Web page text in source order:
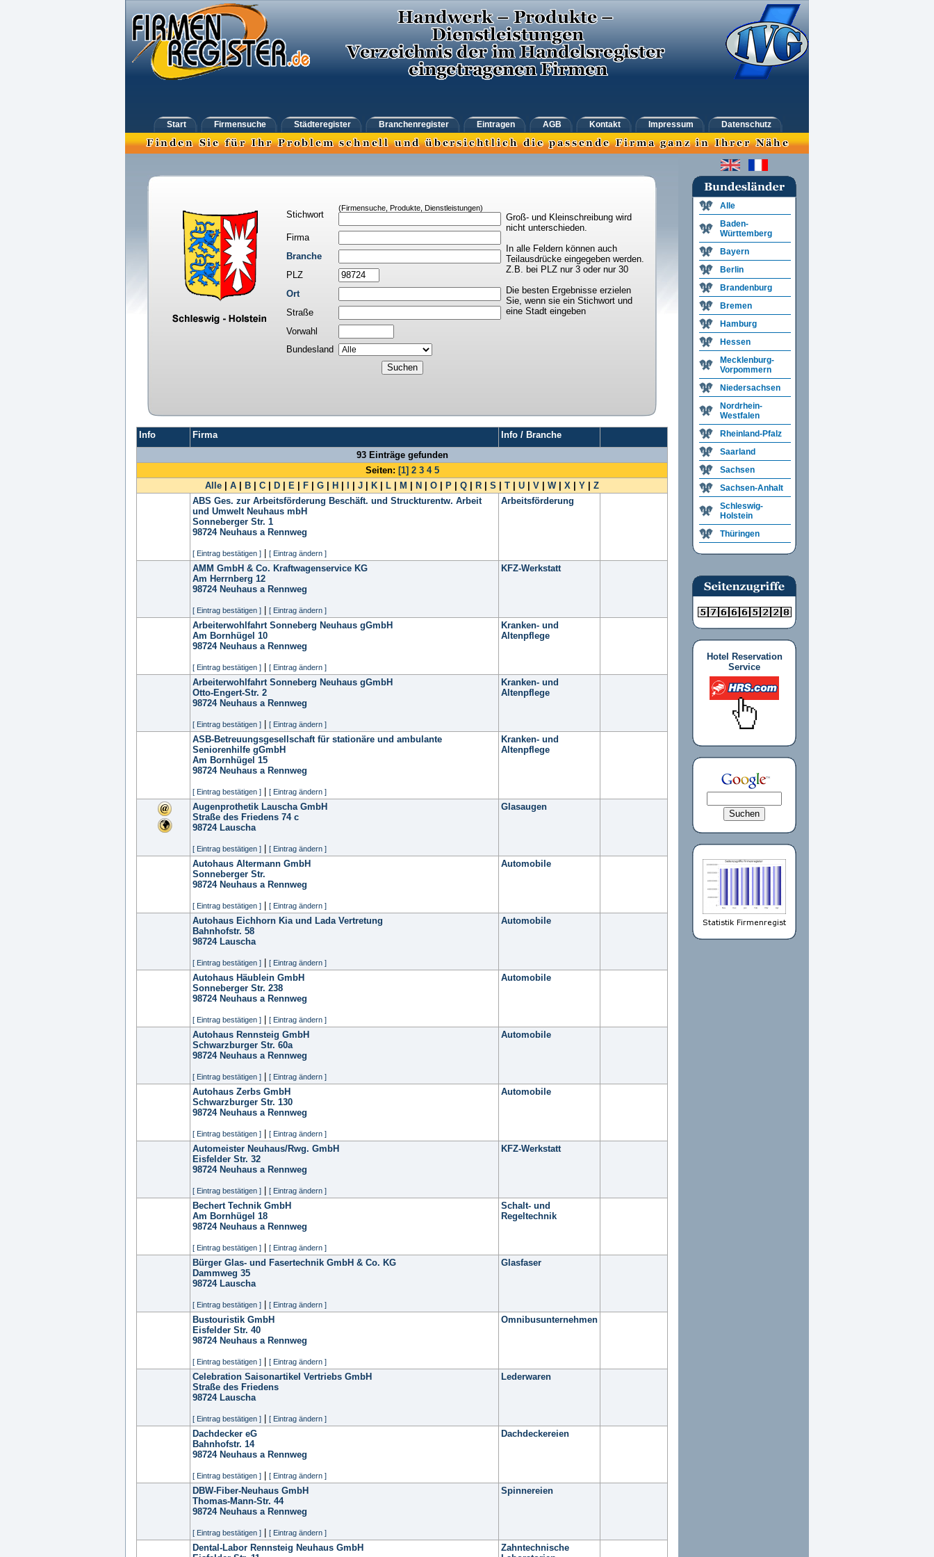
Start Firmensuche Städteregister Branchenregister Eintragen AGB Kontakt Impressum Datenschutz
Stichwort
(Firmensuche, Produkte, Dienstleistungen)
Groß- und Kleinschreibung wird
nicht unterschieden.
In alle Feldern können auch
Teilausdrücke eingegeben werden.
Z.B. bei PLZ nur 3 oder nur 30
Die besten Ergebnisse erzielen
Sie, wenn sie ein Stichwort und
eine Stadt eingeben
Firma
Branche
PLZ
Ort
Straße
Vorwahl
Bundesland
Info Firma
Info / Branche
93 Einträge gefunden
Seiten: [1] 2 3 4 5
Alle
A B C D E F G H J K L M N O P Q R S T U V W| X Y
Z
ABS Ges. zur Arbeitsförderung Beschäft. und Struckturentw. Arbeit
und Umwelt Neuhaus mbH
Sonneberger Str. 1
98724 Neuhaus a Rennweg
[ Eintrag bestätigen ] [ Eintrag ändern ]
Arbeitsförderung
AMM GmbH & Co. Kraftwagenservice KG
Am Herrnberg 12
98724 Neuhaus a Rennweg
[ Eintrag bestätigen ] [ Eintrag ändern ]
KFZ-Werkstatt
Arbeiterwohlfahrt Sonneberg Neuhaus gGmbH
Am Bornhügel 10
98724 Neuhaus a Rennweg
[ Eintrag bestätigen ] [ Eintrag ändern ]
Kranken- und
Altenpflege
Arbeiterwohlfahrt Sonneberg Neuhaus gGmbH
Otto-Engert-Str. 2
98724 Neuhaus a Rennweg
[ Eintrag bestätigen ] [ Eintrag ändern ]
Kranken- und
Altenpflege
ASB-Betreuungsgesellschaft für stationäre und ambulante
Seniorenhilfe gGmbH
Am Bornhügel 15
98724 Neuhaus a Rennweg
[ Eintrag bestätigen ] [ Eintrag ändern ]
Kranken- und
Altenpflege
Augenprothetik Lauscha GmbH
Straße des Friedens 74 c
98724 Lauscha
[ Eintrag bestätigen ] [ Eintrag ändern ]
Glasaugen
Autohaus Altermann GmbH
Sonneberger Str.
98724 Neuhaus a Rennweg
[ Eintrag bestätigen ] [ Eintrag ändern ]
Automobile
Autohaus Eichhorn Kia und Lada Vertretung
Bahnhofstr. 58
98724 Lauscha
[ Eintrag bestätigen ] [ Eintrag ändern ]
Automobile
Autohaus Häublein GmbH
Sonneberger Str. 238
98724 Neuhaus a Rennweg
[ Eintrag bestätigen ] [ Eintrag ändern ]
Automobile
Autohaus Rennsteig GmbH
Schwarzburger Str. 60a
98724 Neuhaus a Rennweg
[ Eintrag bestätigen ] [ Eintrag ändern ]
Automobile
Autohaus Zerbs GmbH
Schwarzburger Str. 130
98724 Neuhaus a Rennweg
[ Eintrag bestätigen ] [ Eintrag ändern ]
Automobile
Automeister Neuhaus/Rwg. GmbH
Eisfelder Str. 32
98724 Neuhaus a Rennweg
[ Eintrag bestätigen ] [ Eintrag ändern ]
KFZ-Werkstatt
Bechert Technik GmbH
Am Bornhügel 18
98724 Neuhaus a Rennweg
[ Eintrag bestätigen ] [ Eintrag ändern ]
Schalt- und
Regeltechnik
Bürger Glas- und Fasertechnik GmbH & Co. KG
Dammweg 35
98724 Lauscha
[ Eintrag bestätigen ] [ Eintrag ändern ]
Glasfaser
Bustouristik GmbH
Eisfelder Str. 40
98724 Neuhaus a Rennweg
[ Eintrag bestätigen ] [ Eintrag ändern ]
Omnibusunternehmen
Celebration Saisonartikel Vertriebs GmbH
Straße des Friedens
98724 Lauscha
[ Eintrag bestätigen ] [ Eintrag ändern ]
Lederwaren
Dachdecker eG
Bahnhofstr. 14
98724 Neuhaus a Rennweg
[ Eintrag bestätigen ] [ Eintrag ändern ]
Dachdeckereien
DBW-Fiber-Neuhaus GmbH
Thomas-Mann-Str. 44
98724 Neuhaus a Rennweg
[ Eintrag bestätigen ] [ Eintrag ändern ]
Spinnereien
Dental-Labor Rennsteig Neuhaus GmbH
Zahntechnische
Alle
Baden-
Württemberg
Bayern
Berlin
Brandenburg
Bremen
Hamburg
Hessen
Mecklenburg-
Vorpommern
Niedersachsen
Nordrhein-
Westfalen
Rheinland-Pfalz
Saarland
Sachsen
Sachsen-Anhalt
Schleswig-
Holstein
Thüringen
Hotel Reservation
Service